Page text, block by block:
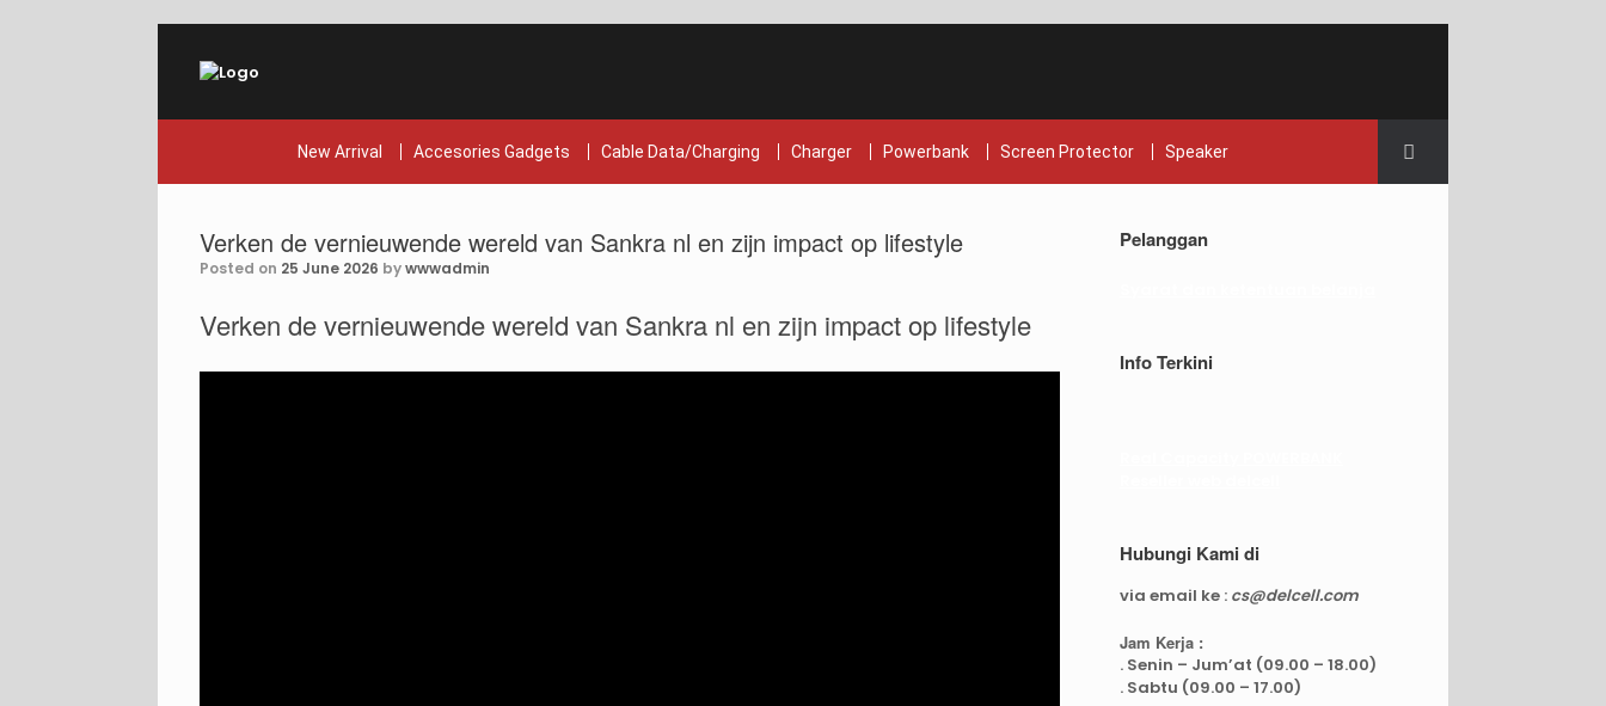
content
New Arrival Accesories Gadgets Cable Data/Charging Charger Powerbank Screen Protector Speaker
Verken de vernieuwende wereld van Sankra nl en zijn impact op lifestyle
Posted on 25 June 2026 bywwwadmin
Verken de vernieuwende wereld van Sankra nl en zijn impact op lifestyle
Pelanggan
Info Terkini
Hubungi Kami di
via email ke : cs@delcell.com
Jam Kerja :
. Senin – Jum’at (09.00 – 18.00)
. Sabtu (09.00 – 17.00)